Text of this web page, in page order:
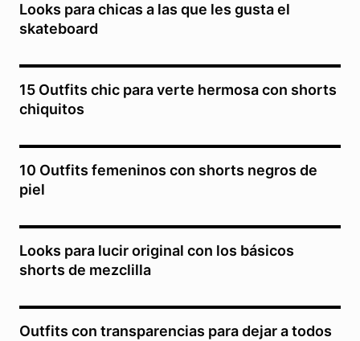
Looks para chicas a las que les gusta el
skateboard
15 Outfits chic para verte hermosa con shorts
chiquitos
10 Outfits femeninos con shorts negros de
piel
Looks para lucir original con los básicos
shorts de mezclilla
Outfits con transparencias para dejar a todos